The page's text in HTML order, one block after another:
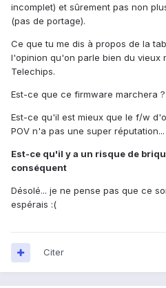
incomplet) et sûrement pas non
(pas de portage).
Ce que tu me dis à propos de la
l'opinion qu'on parle bien du vieux
Telechips.
Est-ce que ce firmware marchera
Est-ce qu'il est mieux que le f/w
POV n'a pas une super réputation...
Est-ce qu'il y a un risque de
conséquent
Désolé... je ne pense pas que ce
espérais :(
Citer